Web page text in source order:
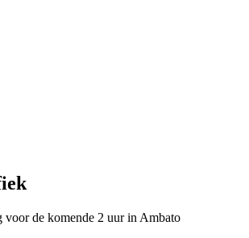
voor de komende 2 uur in Ambato